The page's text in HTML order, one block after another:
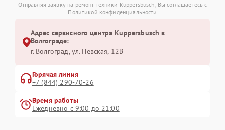
Отправляя заявку на ремонт техники Kuppersbusch, Вы соглашаетесь с
Политикой конфиденциальности
Адрес сервисного центра Kuppersbusch в
Волгограде:
г. Волгоград, ул. Невская, 12В
Горячая линия
+7 (844) 290-70-26
Время работы
Ежедневно с 9:00 до 21:00